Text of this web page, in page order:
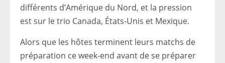
différents d’Amérique du Nord, et la pression
est sur le trio Canada, États-Unis et Mexique.
Alors que les hôtes terminent leurs matchs de
préparation ce week-end avant de se préparer